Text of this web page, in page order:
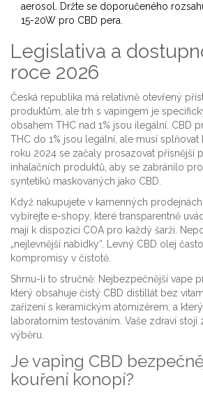
aerosol. Držte se doporučeného
15-20W pro CBD pera.
Legislativa a
roce 2026
Česká republika má relativně otevřený
produktům, ale trh s vapingem je
obsahem THC nad 1% jsou ilegální. CBD
THC do 1% jsou legální, ale musí
roku 2024 se začaly prosazovat přísnější
inhalačních produktů, aby se zabránilo
syntetiků maskovaných jako CBD.
Když nakupujete v kamenných
vybírejte e-shopy, které transparentně
mají k dispozici COA pro každý šarži.
„nejlevnější nabídky“. Levný CBD olej
kompromisy v čistotě.
Shrnu-li to stručně: Nejbezpečnější vape
který obsahuje čistý CBD distillát bez
zařízení s keramickým atomizérem, a
laboratorním testováním. Vaše zdraví stojí
výběru.
Je vaping CBD
kouření konopí?